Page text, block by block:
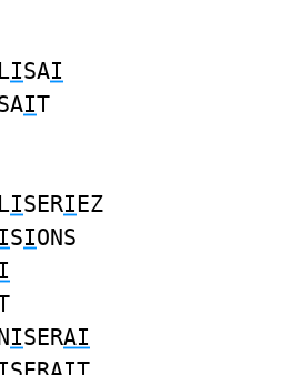
LISAI
IT
LISERIEZ
ISIONS
ISERAI